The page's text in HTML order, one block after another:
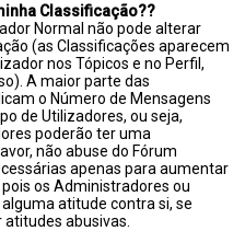
Classificação??
Normal não pode alterar
(as Classificações aparecem
nos Tópicos e no Perfil,
A maior parte das
o Número de Mensagens
de Utilizadores, ou seja,
poderão ter uma
não abuse do Fórum
apenas para aumentar
os Administradores ou
atitude contra si, se
abusivas.